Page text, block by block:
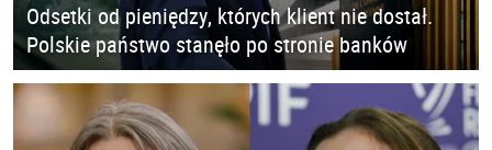
Odsetki od pieniędzy, których klient nie dostał.
Polskie państwo stanęło po stronie banków